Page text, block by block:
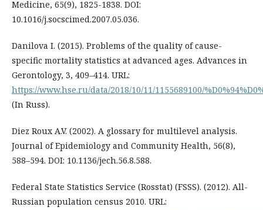
Medicine, 65(9), 1825-1838. DOI:
10.1016/j.socscimed.2007.05.036.
Danilova I. (2015). Problems of the quality of cause-
specific mortality statistics at advanced ages. Advances in
Gerontology, 3, 409–414. URL:
https://www.hse.ru/data/2018/10/11/1155689100/
(In Russ).
Diez Roux A.V. (2002). A glossary for multilevel analysis.
Journal of Epidemiology and Community Health, 56(8),
588–594. DOI: 10.1136/jech.56.8.588.
Federal State Statistics Service (Rosstat) (FSSS). (2012). All-
Russian population census 2010. URL: